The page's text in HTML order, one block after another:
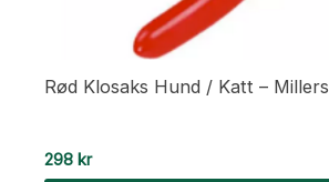
Rød Klosaks Hund / Katt – Millers
298 kr